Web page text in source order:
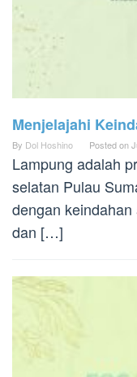
Menjelajahi
By Dol Hoshino Posted on
Lampung adalah
selatan Pulau
dengan
dan […]